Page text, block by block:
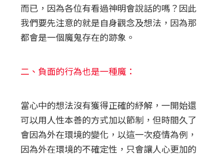
而已，因為各位有看過神明會說話的嗎？因此
我們要先注意的就是自身觀念及想法，因為那
都會是一個魔鬼存在的跡象。
二、 負面的行為也是一種魔：
當心中的想法沒有獲得正確的紓解，一開始還
可以用人性本善的方式加以節制，但時間久了
會因為外在環境的變化，以這一次疫情為例，
因為外在環境的不確定性，只會讓人心更加的